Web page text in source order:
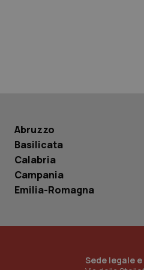
Abruzzo
Basilicata
Calabria
Campania
Emilia-Romagna
Sede legale
_ga_KM60CM4NPH